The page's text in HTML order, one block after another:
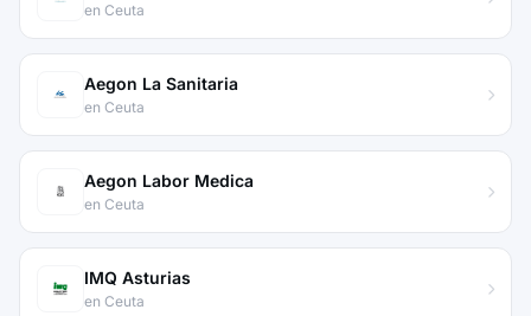
en Ceuta
Aegon La Sanitaria
en Ceuta
Aegon Labor Medica
en Ceuta
IMQ Asturias
en Ceuta